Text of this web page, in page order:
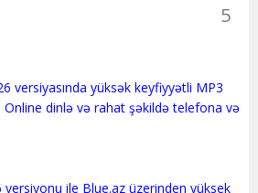
5
versiyasında yüksək keyfiyyətli MP3
Online dinlə və rahat şəkildə telefona və
versiyonu ile Blue.az üzerinden yüksek